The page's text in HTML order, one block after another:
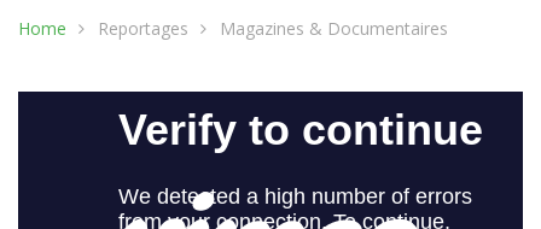
Home Reportages Magazines & Documentaires